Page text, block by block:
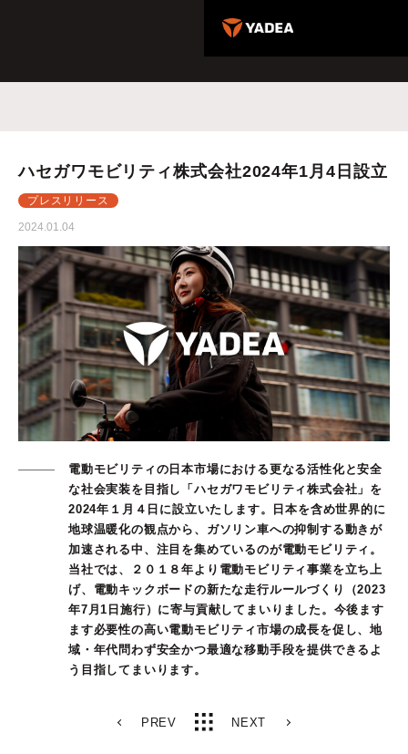
ハセガワモビリティ株式会社2024年1月4日設立
プレスリリース
2024.01.04
電動モビリティの日本市場における更なる活性化と安全
な社会実装を目指し「ハセガワモビリティ株式会社」を
2024年１月４日に設立いたします。日本を含め世界的に
地球温暖化の観点から、ガソリン車への抑制する動きが
加速される中、注目を集めているのが電動モビリティ。
当社では、２０１８年より電動モビリティ事業を立ち上
げ、電動キックボードの新たな走行ルールづくり（2023
年7月1日施行）に寄与貢献してまいりました。今後ます
ます必要性の高い電動モビリティ市場の成長を促し、地
域・年代問わず安全かつ最適な移動手段を提供できるよ
う目指してまいります。
PREV NEXT